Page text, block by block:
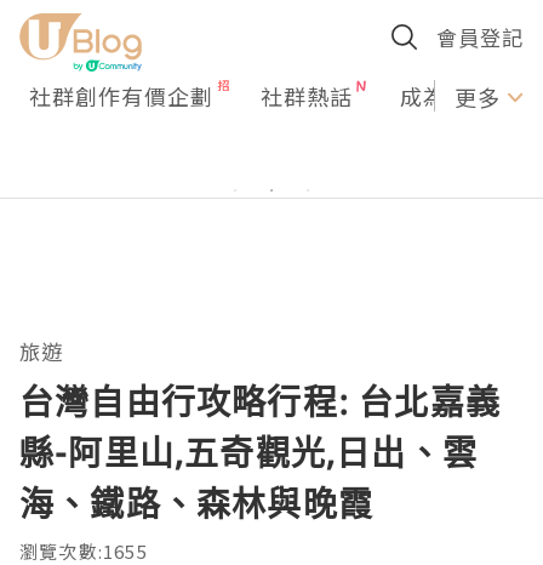
會員登記
社群創作有價企劃 社群熱話 成為U更多
旅遊
台灣自由行攻略行程: 台北嘉義
縣-阿里山,五奇觀光,日出、雲
海、鐵路、森林與晚霞
瀏覽次數:1655